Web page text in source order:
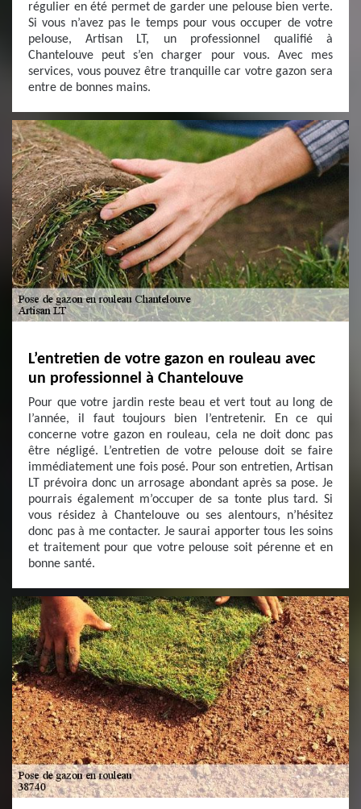
régulier en été permet de garder une pelouse bien verte.
Si vous n’avez pas le temps pour vous occuper de votre
pelouse, Artisan LT, un professionnel qualifié à
Chantelouve peut s’en charger pour vous. Avec mes
services, vous pouvez être tranquille car votre gazon sera
entre de bonnes mains.
L’entretien de votre gazon en rouleau avec
un professionnel à Chantelouve
Pour que votre jardin reste beau et vert tout au long de
l’année, il faut toujours bien l’entretenir. En ce qui
concerne votre gazon en rouleau, cela ne doit donc pas
être négligé. L’entretien de votre pelouse doit se faire
immédiatement une fois posé. Pour son entretien, Artisan
LT prévoira donc un arrosage abondant après sa pose. Je
pourrais également m’occuper de sa tonte plus tard. Si
vous résidez à Chantelouve ou ses alentours, n’hésitez
donc pas à me contacter. Je saurai apporter tous les soins
et traitement pour que votre pelouse soit pérenne et en
bonne santé.